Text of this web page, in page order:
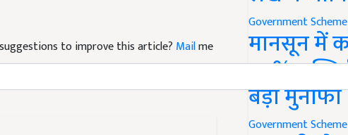
to improve this article? Government Scheme
मानसून में
50%
बड़ा मुनाफा
Government Scheme